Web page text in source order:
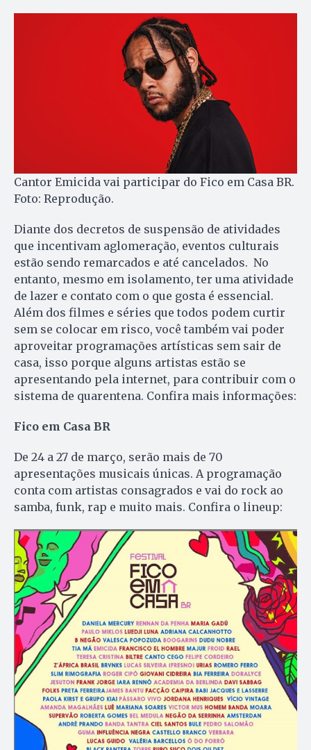
Cantor Emicida vai participar do Fico em Casa BR.
Foto: Reprodução.
Diante dos decretos de suspensão de atividades
que incentivam aglomeração, eventos culturais
estão sendo remarcados e até cancelados. No
entanto, mesmo em isolamento, ter uma atividade
de lazer e contato com o que gosta é essencial.
Além dos filmes e séries que todos podem curtir
sem se colocar em risco, você também vai poder
aproveitar programações artísticas sem sair de
casa, isso porque alguns artistas estão se
apresentando pela internet, para contribuir com o
sistema de quarentena. Confira mais informações:
Fico em Casa BR
De 24 a 27 de março, serão mais de 70
apresentações musicais únicas. A programação
conta com artistas consagrados e vai do rock ao
samba, funk, rap e muito mais. Confira o lineup: